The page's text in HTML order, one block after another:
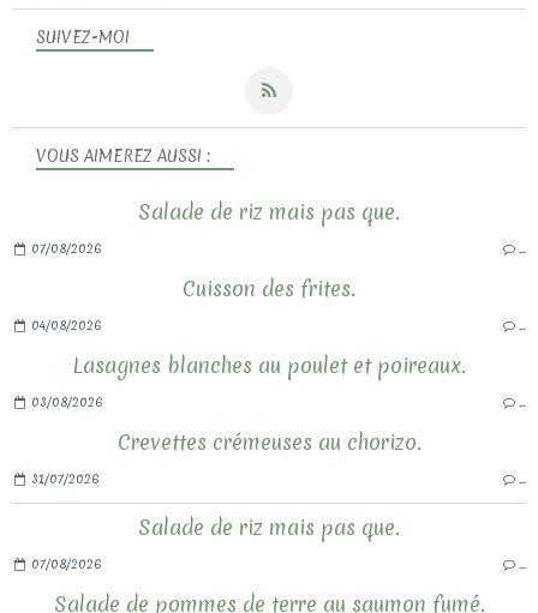
SUIVEZ-MOI
VOUS AIMEREZ AUSSI :
Salade de riz mais pas que.
07/08/2026 …
Cuisson des frites.
04/08/2026 …
Lasagnes blanches au poulet et poireaux.
03/08/2026 …
Crevettes crémeuses au chorizo.
31/07/2026 …
Salade de riz mais pas que.
07/08/2026 …
Salade de pommes de terre au saumon fumé.